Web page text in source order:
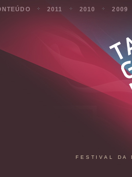
2011 2010 2009
FESTIVAL DA